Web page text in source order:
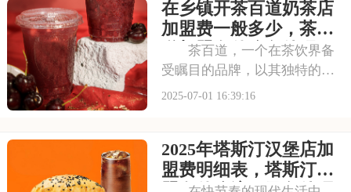
的装修风格和温馨的氛围让人
仿佛穿越时空，感受到浓厚的
茶文化。每一款茶饮
在乡镇开茶百道奶茶店
加盟费一般多少，茶百
道加盟有什么条件吗
茶百道，一个在茶饮界备
受瞩目的品牌，以其独特的中
式茶饮风格和深厚的文化底
装修风格和温馨的氛围让人仿
佛穿越时空，感受到浓厚的茶
文化。每一款茶饮都选
2025-07-01 16:39:16
2025年塔斯汀汉堡店加
盟费明细表，塔斯汀加